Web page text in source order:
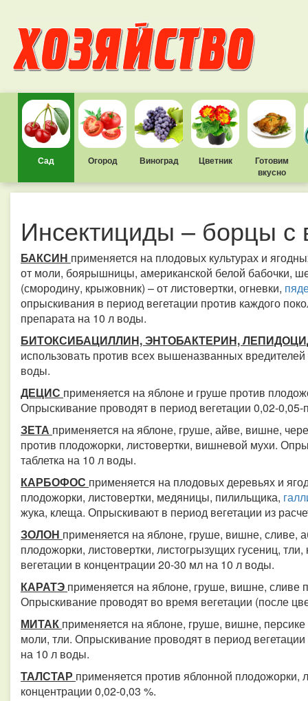
Сад Огород Виноград Цветник
Готовим
вкусно
Инсектициды – борцы с
БАКСИН применяется на плодовых культурах и
от моли, боярышницы, американской белой бабочки,
(смородину, крыжовник) – от листовертки, огневки,
опрыскивания в период вегетации против каждого
препарата на 10 л воды.
БИТОКСИБАЦИЛЛИН, ЭНТОБАКТЕРИН,
использовать против всех вышеназванных
воды.
ДЕЦИС применяется на яблоне и груше против
Опрыскивание проводят в период вегетации 0,02-
ЗЕТА применяется на яблоне, груше, айве, вишне,
против плодожорки, листовертки, вишневой мухи.
таблетка на 10 л воды.
КАРБОФОС применяется на плодовых деревьях и
плодожорки, листовертки, медяницы, пилильщика,
жука, клеща. Опрыскивают в период вегетации из
ЗОЛОН применяется на яблоне, груше, вишне, сливе,
плодожорки, листовертки, листогрызущих гусениц,
вегетации в концентрации 20-30 мл на 10 л воды.
КАРАТЭ применяется на яблоне, груше, вишне, сливе
Опрыскивание проводят во время вегетации (после
МИТАК применяется на яблоне, груше, вишне,
моли, тли. Опрыскивание проводят в период
на 10 л воды.
ТАЛСТАР применяется против яблонной плодожорки,
концентрации 0,02-0,03 %.